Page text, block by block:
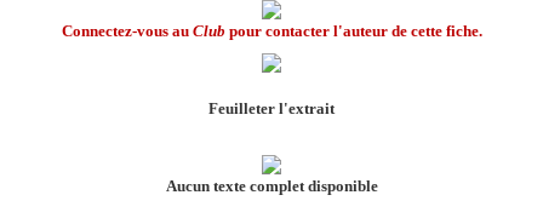
Connectez-vous au Club pour contacter l'auteur de cette fiche.
Feuilleter l'extrait
Aucun texte complet disponible